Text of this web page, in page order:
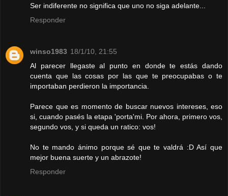
Ser indiferente no significa que uno no siga adelante...
Responder
winso1983 18/1/10, 21:55
Al parecer llegaste al punto en donde te estás dando
cuenta que las cosas por las que te preocupabas o te
importaban perdieron la importancia.
Parece que es momento de buscar nuevos intereses, eso
si, cuando pasés la etapa 'porta'mi. Por ahora, primero vos,
segundo vos, y si queda un ratico: vos!
No te mando ánimo porque sé que te valdrá :D Así que
mejor buena suerte y un abrazote!
Responder